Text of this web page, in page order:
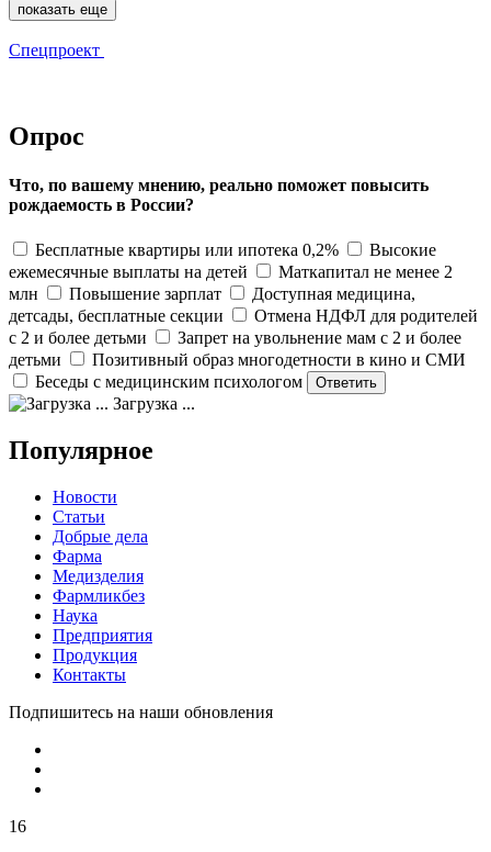
показать еще
Спецпроект
Опрос
Что, по вашему мнению, реально поможет повысить
рождаемость в России?
Бесплатные квартиры или ипотека 0,2%
Высокие
ежемесячные выплаты на детей
Маткапитал не менее 2
млн
Повышение зарплат
Доступная медицина,
детсады, бесплатные секции
Отмена НДФЛ для родителей
с 2 и более детьми
Запрет на увольнение мам с 2 и более
детьми
Позитивный образ многодетности в кино и СМИ
Беседы с медицинским психологом
Загрузка ...
Популярное
Новости
Статьи
Добрые дела
Фарма
Медизделия
Фармликбез
Наука
Предприятия
Продукция
Контакты
Подпишитесь на наши обновления
16